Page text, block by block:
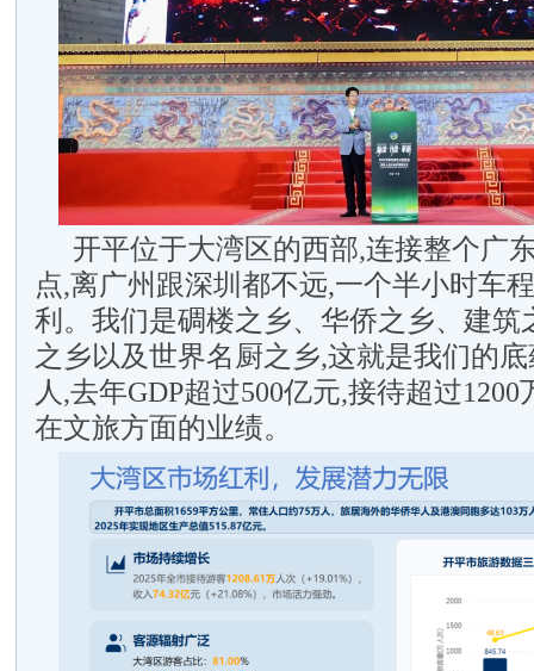
开平位于大湾区的西部,连接整个广
点,离广州跟深圳都不远,一个半小时车
利。我们是碉楼之乡、华侨之乡、建筑
之乡以及世界名厨之乡,这就是我们的
人,去年GDP超过500亿元,接待超过
在文旅方面的业绩。